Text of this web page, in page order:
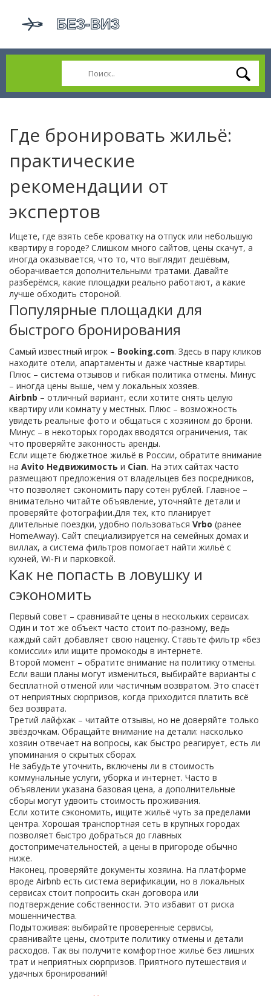
Где бронировать жильё:
практические
рекомендации от
экспертов
Ищете, где взять себе кроватку на отпуск или небольшую
квартиру в городе? Слишком много сайтов, цены скачут, а
иногда оказывается, что то, что выглядит дешёвым,
оборачивается дополнительными тратами. Давайте
разберёмся, какие площадки реально работают, а какие
лучше обходить стороной.
Популярные площадки для
быстрого бронирования
Самый известный игрок – Booking.com. Здесь в пару кликов
находите отели, апартаменты и даже частные квартиры.
Плюс – система отзывов и гибкая политика отмены. Минус
– иногда цены выше, чем у локальных хозяев.
Airbnb – отличный вариант, если хотите снять целую
квартиру или комнату у местных. Плюс – возможность
увидеть реальные фото и общаться с хозяином до брони.
Минус – в некоторых городах вводятся ограничения, так
что проверяйте законность аренды.
Если ищете бюджетное жильё в России, обратите внимание
на Avito Недвижимость и Cian. На этих сайтах часто
размещают предложения от владельцев без посредников,
что позволяет сэкономить пару сотен рублей. Главное –
внимательно читайте объявление, уточняйте детали и
проверяйте фотографии.Для тех, кто планирует
длительные поездки, удобно пользоваться Vrbo (ранее
HomeAway). Сайт специализируется на семейных домах и
виллах, а система фильтров помогает найти жильё с
кухней, Wi‑Fi и парковкой.
Как не попасть в ловушку и
сэкономить
Первый совет – сравнивайте цены в нескольких сервисах.
Один и тот же объект часто стоит по‑разному, ведь
каждый сайт добавляет свою наценку. Ставьте фильтр «без
комиссии» или ищите промокоды в интернете.
Второй момент – обратите внимание на политику отмены.
Если ваши планы могут измениться, выбирайте варианты с
бесплатной отменой или частичным возвратом. Это спасёт
от неприятных сюрпризов, когда приходится платить всё
без возврата.
Третий лайфхак – читайте отзывы, но не доверяйте только
звёздочкам. Обращайте внимание на детали: насколько
хозяин отвечает на вопросы, как быстро реагирует, есть ли
упоминания о скрытых сборах.
Не забудьте уточнить, включены ли в стоимость
коммунальные услуги, уборка и интернет. Часто в
объявлении указана базовая цена, а дополнительные
сборы могут удвоить стоимость проживания.
Если хотите сэкономить, ищите жильё чуть за пределами
центра. Хорошая транспортная сеть в крупных городах
позволяет быстро добраться до главных
достопримечательностей, а цены в пригороде обычно
ниже.
Наконец, проверяйте документы хозяина. На платформе
вроде Airbnb есть система верификации, но в локальных
сервисах стоит попросить скан договора или
подтверждение собственности. Это избавит от риска
мошенничества.
Подытоживая: выбирайте проверенные сервисы,
сравнивайте цены, смотрите политику отмены и детали
расходов. Так вы получите комфортное жильё без лишних
трат и неприятных сюрпризов. Приятного путешествия и
удачных бронирований!